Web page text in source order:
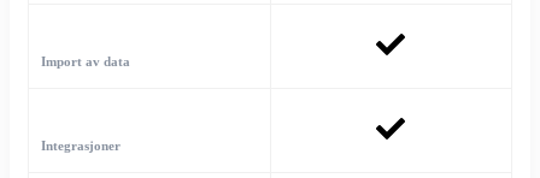
Import av data
Integrasjoner